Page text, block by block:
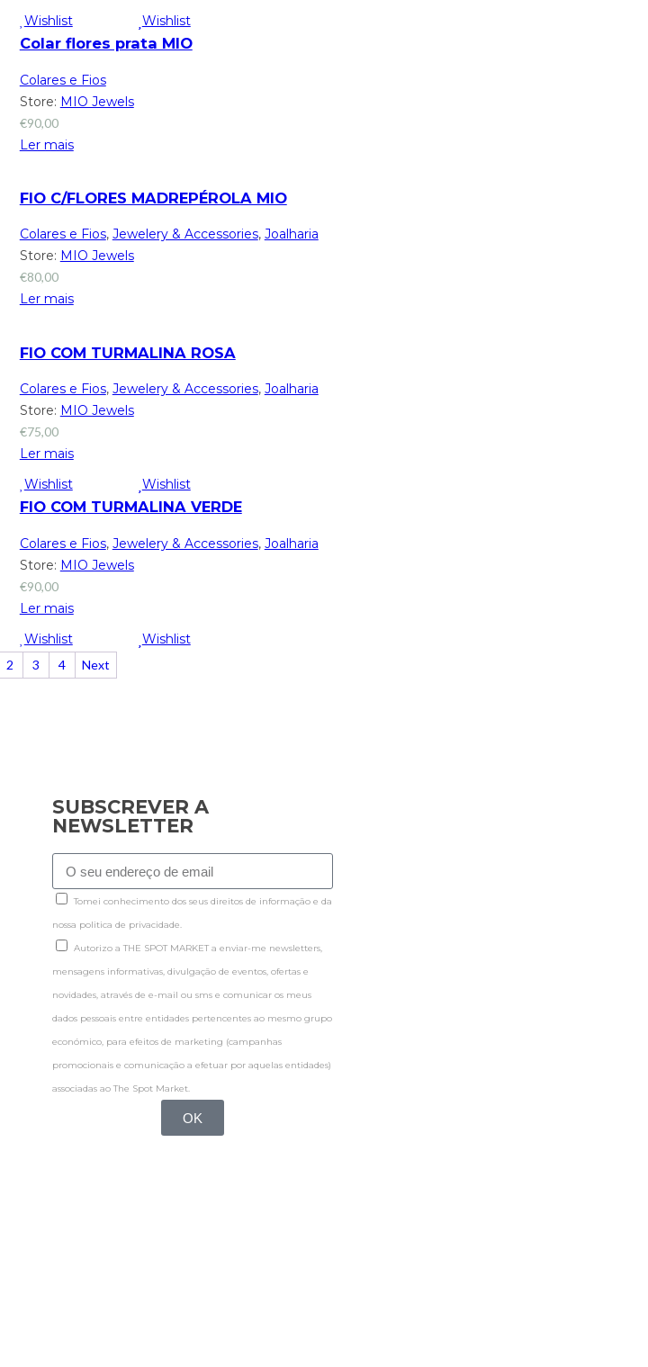
Wishlist
Wishlist
Colar flores prata MIO
Colares e Fios
Store: MIO Jewels
€90,00
Ler mais
FIO C/FLORES MADREPÉROLA MIO
Colares e Fios, Jewelery & Accessories, Joalharia
Store: MIO Jewels
€80,00
Ler mais
FIO COM TURMALINA ROSA
Colares e Fios, Jewelery & Accessories, Joalharia
Store: MIO Jewels
€75,00
Ler mais
Wishlist
Wishlist
FIO COM TURMALINA VERDE
Colares e Fios, Jewelery & Accessories, Joalharia
Store: MIO Jewels
€90,00
Ler mais
Wishlist
Wishlist
2 3 4 Next
SUBSCREVER A
NEWSLETTER
Tomei conhecimento dos seus direitos de informação e da
nossa politica de privacidade.
Autorizo a THE SPOT MARKET a enviar-me newsletters,
mensagens informativas, divulgação de eventos, ofertas e
novidades, através de e-mail ou sms e comunicar os meus
dados pessoais entre entidades pertencentes ao mesmo grupo
económico, para efeitos de marketing (campanhas
promocionais e comunicação a efetuar por aquelas entidades)
associadas ao The Spot Market.
OK